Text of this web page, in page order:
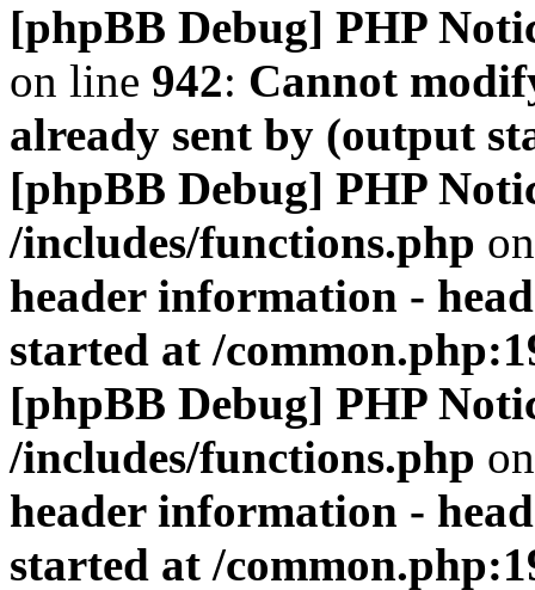
[phpBB Debug] PHP
on line 942: Cannot
already sent by (output
[phpBB Debug] PHP
/includes/functions.php
header information -
started at /
[phpBB Debug] PHP
/includes/functions.php
header information -
started at /